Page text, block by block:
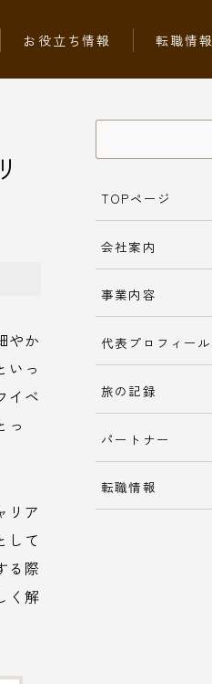
お役立ち情報 転職情報
やか
いっ
イベ
っ
リア
して
る際
く解
TOPページ
会社案内
事業内容
代表プロフィール
旅の記録
パートナー
転職情報